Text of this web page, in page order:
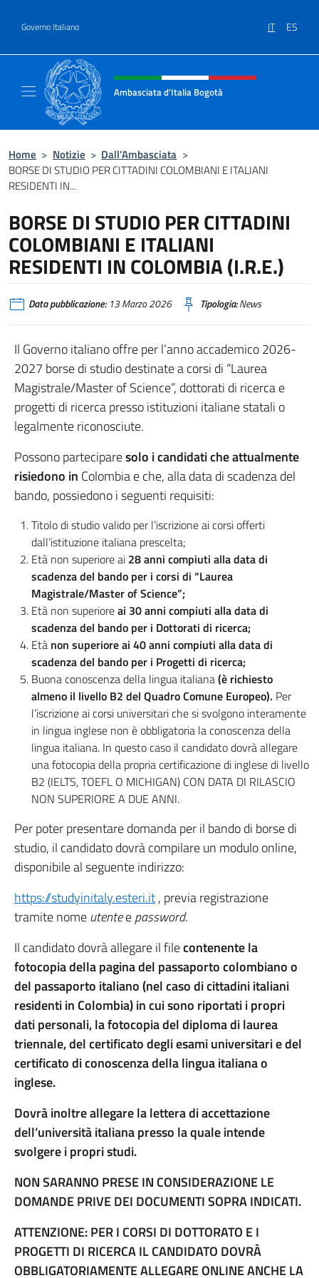
Governo Italiano IT ES
Intestazione sito, social e menù
Ambasciata d'Italia Bogotà
Home > Notizie > Dall’Ambasciata >
BORSE DI STUDIO PER CITTADINI COLOMBIANI E ITALIANI
RESIDENTI IN...
BORSE DI STUDIO PER CITTADINI
COLOMBIANI E ITALIANI
RESIDENTI IN COLOMBIA (I.R.E.)
Data pubblicazione:13 Marzo 2026 Tipologia:News
Il Governo italiano offre per l’anno accademico 2026-
2027 borse di studio destinate a corsi di “Laurea
Magistrale/Master of Science”, dottorati di ricerca e
progetti di ricerca presso istituzioni italiane statali o
legalmente riconosciute.
Possono parteciparesolo i candidati che attualmente
risiedono in Colombia e che, alla data di scadenza del
bando, possiedono i seguenti requisiti:
Titolo di studio valido per l’iscrizione ai corsi offerti
dall’istituzione italiana prescelta;
Età non superiore ai 28 anni compiuti alla data di
scadenza del bando per i corsi di “Laurea
Magistrale/Master of Science”;
Età non superioreai 30 anni compiuti alla data di
scadenza del bando per i Dottorati di ricerca;
Età non superiore ai 40 anni compiuti alla data di
scadenza del bando per i Progetti di ricerca;
Buona conoscenza della lingua italiana(è richiesto
almeno il livello B2 del Quadro Comune Europeo). Per
l’iscrizione ai corsi universitari che si svolgono interamente
in lingua inglese non è obbligatoria la conoscenza della
lingua italiana. In questo caso il candidato dovrà allegare
una fotocopia della propria certificazione di inglese di livello
B2 (IELTS, TOEFL O MICHIGAN) CON DATA DI RILASCIO
NON SUPERIORE A DUE ANNI.
Per poter presentare domanda per il bando di borse di
studio, il candidato dovrà compilare un modulo online,
disponibile al seguente indirizzo:
https://studyinitaly.esteri.it, previa registrazione
tramite nomeutenteepassword.
Il candidato dovrà allegare il filecontenente la
fotocopia della pagina del passaporto colombiano o
del passaporto italiano (nel caso di cittadini italiani
residenti in Colombia) in cui sono riportati i propri
dati personali, la fotocopia del diploma di laurea
triennale, del certificato degli esami universitari e del
certificato di conoscenza della lingua italiana o
inglese.
Dovrà inoltre allegare la lettera di accettazione
dell’università italiana presso la quale intende
svolgere i propri studi.
NON SARANNO PRESE IN CONSIDERAZIONE LE
DOMANDE PRIVE DEI DOCUMENTI SOPRA INDICATI.
ATTENZIONE: PER I CORSI DI DOTTORATO E I
PROGETTI DI RICERCA IL CANDIDATO DOVRÀ
OBBLIGATORIAMENTE ALLEGARE ONLINE ANCHE LA